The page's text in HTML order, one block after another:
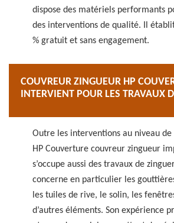
dispose des matériels performants
des interventions de qualité. Il
% gratuit et sans engagement.
COUVREUR ZINGUEUR HP
INTERVIENT POUR LES TRAVAUX
Outre les interventions au niveau
HP Couverture couvreur zingueur
s’occupe aussi des travaux de
concerne en particulier les
les tuiles de rive, le solin, les
d’autres éléments. Son expérience